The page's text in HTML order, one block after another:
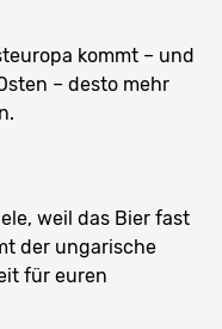
kommt – und
– desto mehr
weil das Bier fast
der ungarische
für euren